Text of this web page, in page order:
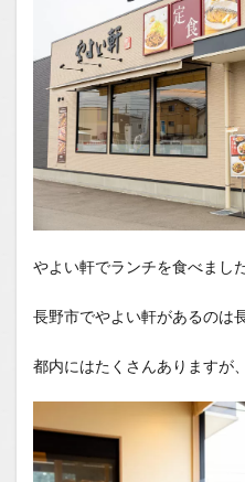
やよい軒でランチを食べました
長野市でやよい軒があるのは
都内にはたくさんありますが